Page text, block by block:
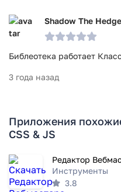
Shadow The
Библеотека работает
3 года назад
Приложения
CSS & JS
Редактор
Инструменты
3.8